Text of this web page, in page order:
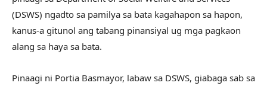
(DSWS) ngadto sa pamilya sa bata kagahapon sa hapon,
kanus-a gitunol ang tabang pinansiyal ug mga pagkaon
alang sa haya sa bata.
Pinaagi ni Portia Basmayor, labaw sa DSWS, giabaga sab sa